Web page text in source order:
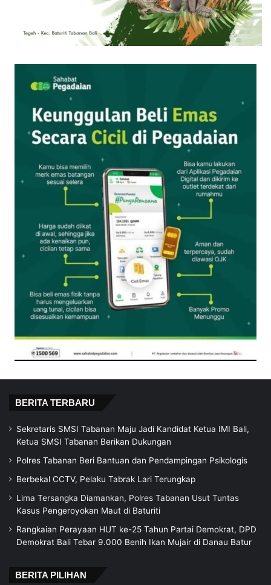
BERITA TERBARU
Sekretaris SMSI Tabanan Maju Jadi Kandidat Ketua IMI Bali,
Ketua SMSI Tabanan Berikan Dukungan
Polres Tabanan Beri Bantuan dan Pendampingan Psikologis
Berbekal CCTV, Pelaku Tabrak Lari Terungkap
Lima Tersangka Diamankan, Polres Tabanan Usut Tuntas
Kasus Pengeroyokan Maut di Baturiti
Rangkaian Perayaan HUT ke-25 Tahun Partai Demokrat, DPD
Demokrat Bali Tebar 9.000 Benih Ikan Mujair di Danau Batur
BERITA PILIHAN